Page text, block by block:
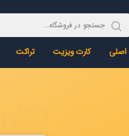
کارت ویزیت تراکت